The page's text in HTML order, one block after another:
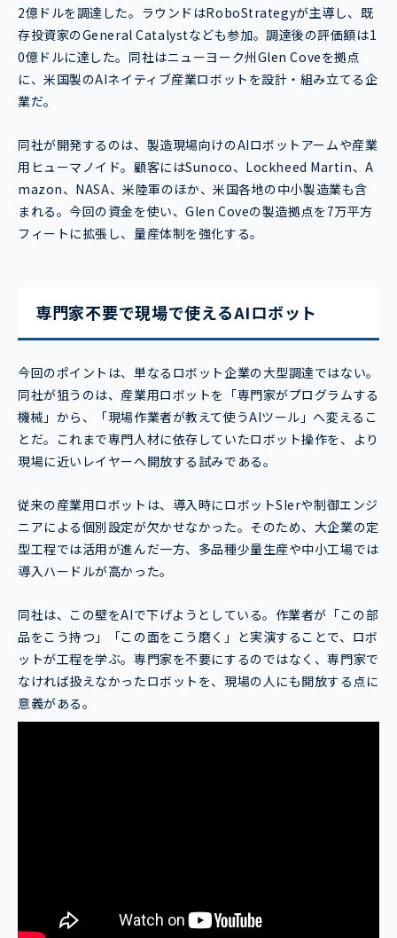
2億ドルを調達した。ラウンドはRoboStrategyが主導し、既
存投資家のGeneral Catalystなども参加。調達後の評価額は1
0億ドルに達した。同社はニューヨーク州Glen Coveを拠点
に、米国製のAIネイティブ産業ロボットを設計・組み立てる企
業だ。
同社が開発するのは、製造現場向けのAIロボットアームや産業
用ヒューマノイド。顧客にはSunoco、Lockheed Martin、A
mazon、NASA、米陸軍のほか、米国各地の中小製造業も含
まれる。今回の資金を使い、Glen Coveの製造拠点を7万平方
フィートに拡張し、量産体制を強化する。
専門家不要で現場で使えるAIロボット
今回のポイントは、単なるロボット企業の大型調達ではない。
同社が狙うのは、産業用ロボットを「専門家がプログラムする
機械」から、「現場作業者が教えて使うAIツール」へ変えるこ
とだ。これまで専門人材に依存していたロボット操作を、より
現場に近いレイヤーへ開放する試みである。
従来の産業用ロボットは、導入時にロボットSIerや制御エンジ
ニアによる個別設定が欠かせなかった。そのため、大企業の定
型工程では活用が進んだ一方、多品種少量生産や中小工場では
導入ハードルが高かった。
同社は、この壁をAIで下げようとしている。作業者が「この部
品をこう持つ」「この面をこう磨く」と実演することで、ロボ
ットが工程を学ぶ。専門家を不要にするのではなく、専門家で
なければ扱えなかったロボットを、現場の人にも開放する点に
意義がある。